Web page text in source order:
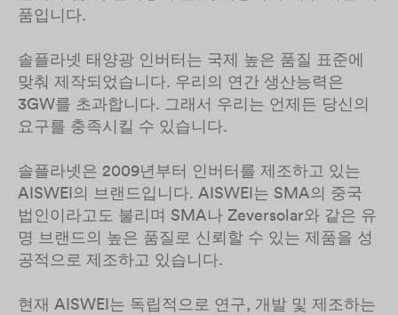
품입니다.
솔플라넷 태양광 인버터는 국제 높은 품질 표준에
맞춰 제작되었습니다. 우리의 연간 생산능력은
3GW를 초과합니다. 그래서 우리는 언제든 당신의
요구를 충족시킬 수 있습니다.
솔플라넷은 2009년부터 인버터를 제조하고 있는
AISWEI의 브랜드입니다. AISWEI는 SMA의 중국
법인이라고도 불리며 SMA나 Zeversolar와 같은 유
명 브랜드의 높은 품질로 신뢰할 수 있는 제품을 성
공적으로 제조하고 있습니다.
현재 AISWEI는 독립적으로 연구, 개발 및 제조하는